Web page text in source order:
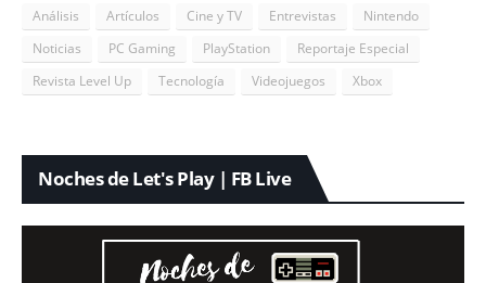
Análisis Artículos Cine y TV Entrevistas
Nintendo
Noticias
PC Gaming PlayStation
Reportaje Especial
Revista Level Up
Tecnología Videojuegos Xbox
Noches de Let's Play | FB Live